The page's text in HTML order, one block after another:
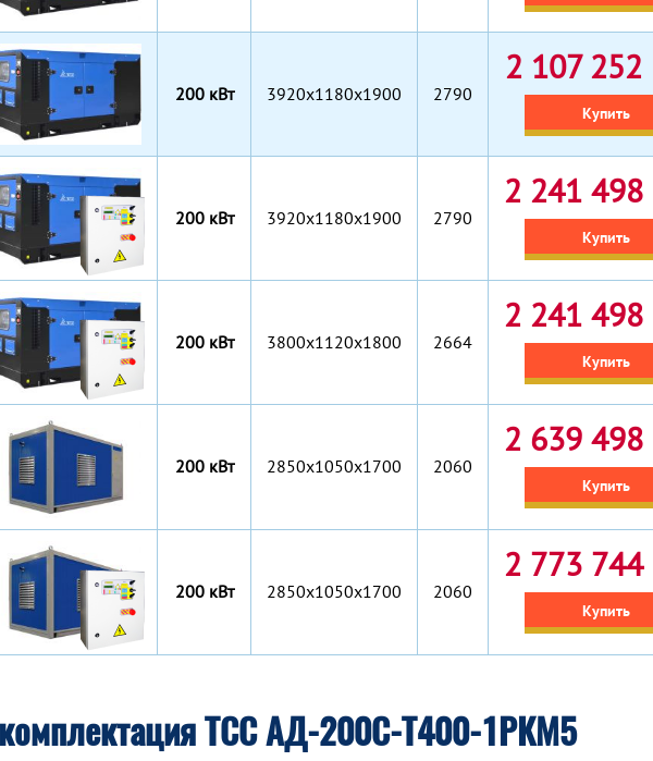
200 кВт 3920x1180x1900 2790
2 107 252
Купить
200 кВт 3920x1180x1900 2790
2 241 498
Купить
200 кВт 3800x1120x1800 2664
2 241 498
Купить
200 кВт 2850x1050x1700 2060
2 639 498
Купить
200 кВт 2850x1050x1700 2060
2 773 744
Купить
ТСС АД-200С-Т400-1РКМ5